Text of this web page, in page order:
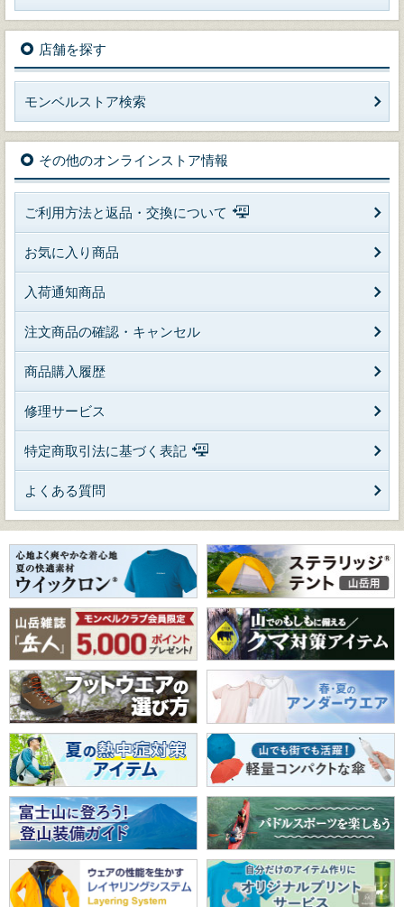
店舗を探す
モンベルストア検索
その他のオンラインストア情報
ご利用方法と返品・交換について
お気に入り商品
入荷通知商品
注文商品の確認・キャンセル
商品購入履歴
修理サービス
特定商取引法に基づく表記
よくある質問